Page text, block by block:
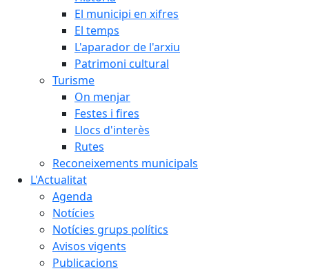
El municipi en xifres
El temps
L'aparador de l'arxiu
Patrimoni cultural
Turisme
On menjar
Festes i fires
Llocs d'interès
Rutes
Reconeixements municipals
L'Actualitat
Agenda
Notícies
Notícies grups polítics
Avisos vigents
Publicacions